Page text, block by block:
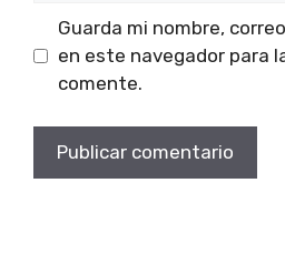
Guarda mi nombre,
en este navegador para
comente.